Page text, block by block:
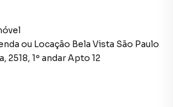
Bela Vista São Paulo
1º andar Apto 12
com excelente aproveitamento dos